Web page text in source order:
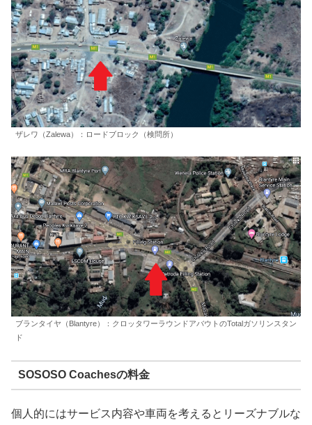
ザレワ（Zalewa）：ロードブロック（検問所）
ブランタイヤ（Blantyre）：クロッタワーラウンドアバウトのTotalガソリンスタン
ド
SOSOSO Coachesの料金
個人的にはサービス内容や車両を考えるとリーズナブルな